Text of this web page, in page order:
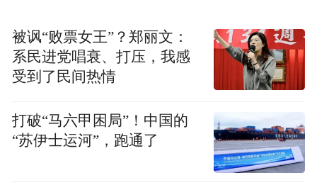
退市风险警示，证券简称变更为“*ST国华”。
综合自：公司公告、e公司
“特别声明：以上作品内容(包括在内的视频、图片或音
频)为凤凰网旗下自媒体平台“大风号”用户上传并发
布，本平台仅提供信息存储空间服务。
Notice: The content above (including the videos,
pictures and audios if any) is uploaded and posted
被讽“败票女王”？郑丽文：
系民进党唱衰、打压，我感
受到了民间热情
打破“马六甲困局”！中国的
“苏伊士运河”，跑通了